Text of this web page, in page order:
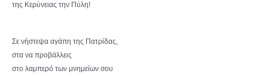
της Κερύνειας την Πύλη!
Σε νήστεψα αγάπη της Πατρίδας,
στα να προβάλλεις
στο λαμπερό των μνημείων σου